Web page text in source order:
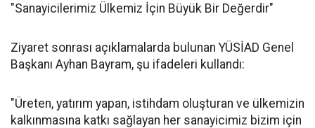
"Sanayicilerimiz Ülkemiz İçin Büyük Bir Değerdir"
Ziyaret sonrası açıklamalarda bulunan YÜSİAD Genel
Başkanı Ayhan Bayram, şu ifadeleri kullandı:
"Üreten, yatırım yapan, istihdam oluşturan ve ülkemizin
kalkınmasına katkı sağlayan her sanayicimiz bizim için